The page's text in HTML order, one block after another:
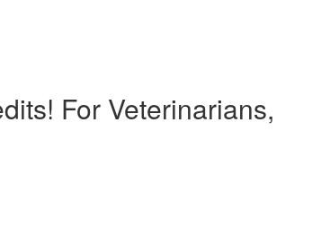
For Veterinarians,